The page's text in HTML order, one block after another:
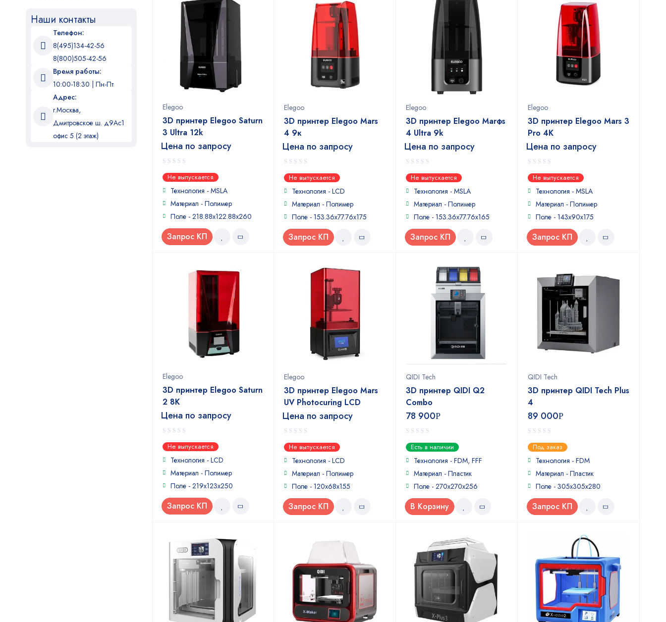
Робототехника
Стоматология
Хобби
Ювелирное дело
Наши контакты
Телефон:
8(495)134-42-56
8(800)505-42-56
Время работы:
10:00-18:30 | Пн-Пт
Адрес:
г.Москва,
Дмитровское ш. д9Ас1
офис 5 (2 этаж)
Elegoo
3D принтер Elegoo Saturn
3 Ultra 12k
Цена по запросу
0
out
of
Не выпускается
Технология - MSLA
Материал - Полимер
Поле - 218.88x122.88x260
Запрос КП
Elegoo
3D принтер Elegoo Mars
4 9к
Цена по запросу
0
out
of
Не выпускается
Технология - LCD
Материал - Полимер
Поле - 153.36x77.76x175
Запрос КП
Elegoo
3D принтер Elegoo Marфs
4 Ultra 9k
Цена по запросу
0
out
of
Не выпускается
Технология - MSLA
Материал - Полимер
Поле - 153.36х77.76х165
Запрос КП
Elegoo
3D принтер Elegoo Mars 3
Pro 4K
Цена по запросу
0
out
of
Не выпускается
Технология - MSLA
Материал - Полимер
Поле - 143х90х175
Запрос КП
Elegoo
3D принтер Elegoo Saturn
2 8K
Цена по запросу
0
out
of
Не выпускается
Технология - LCD
Материал - Полимер
Поле - 219х123х250
Запрос КП
Elegoo
3D принтер Elegoo Mars
UV Photocuring LCD
Цена по запросу
0
out
of
Не выпускается
Технология - LCD
Материал - Полимер
Поле - 120x68x155
Запрос КП
QIDI Tech
3D принтер QIDI Q2
Combo
78 900Р
0
out
of
Есть в наличии
Технология - FDM, FFF
Материал - Пластик
Поле - 270х270х256
В Корзину
QIDI Tech
3D принтер QIDI Tech Plus
4
89 000Р
0
out
of
Под заказ
Технология - FDM
Материал - Пластик
Поле - 305х305х280
Запрос КП